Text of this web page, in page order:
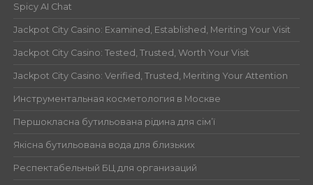
Spicy AI Chat
Jackpot City Casino: Examined, Established, Meriting Your Visit
Jackpot City Casino: Tested, Trusted, Worth Your Visit
Jackpot City Casino: Verified, Trusted, Meriting Your Attention
Инструментальная косметология в Москве
Першокласна бутильована рідина для сім’ї
Якісна бутильована вода для близьких
Респектабельный БЦ для организаций